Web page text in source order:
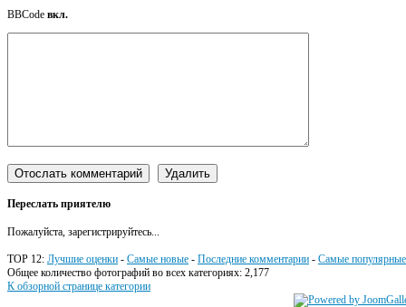
BBCode вкл.
Переслать приятелю
Пожалуйста, зарегистрируйтесь...
TOP 12: Лучшие оценки - Самые новые - Последние комментарии - Самые популярные
Общее количество фотографий во всех категориях: 2,177
К обзорной странице категории